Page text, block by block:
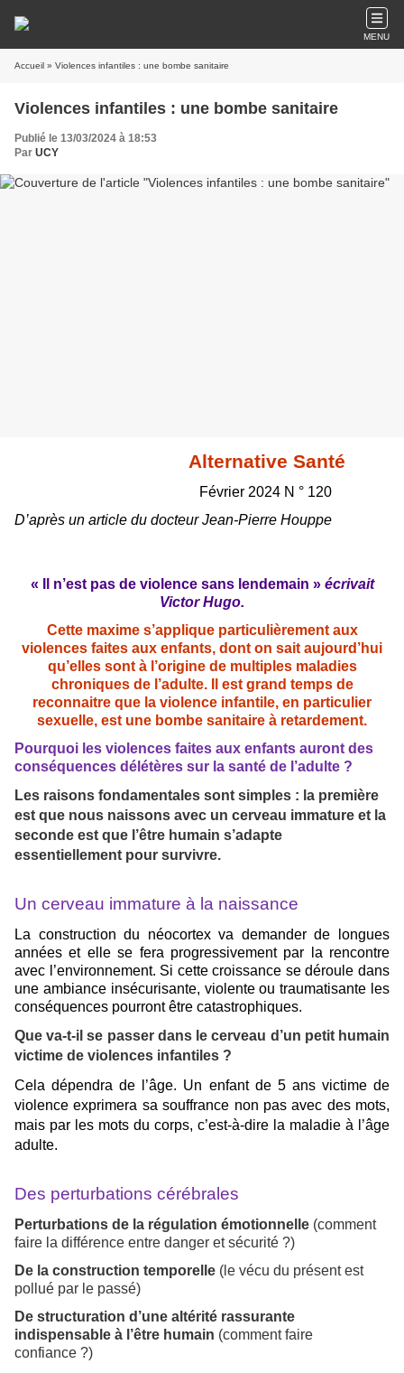
MENU
Accueil » Violences infantiles : une bombe sanitaire
Violences infantiles : une bombe sanitaire
Publié le 13/03/2024 à 18:53
Par UCY
Alternative Santé
Février 2024 N ° 120
D’après un article du docteur Jean-Pierre Houppe
« Il n’est pas de violence sans lendemain » écrivait
Victor Hugo.
Cette maxime s’applique particulièrement aux
violences faites aux enfants, dont on sait aujourd’hui
qu’elles sont à l’origine de multiples maladies
chroniques de l’adulte. Il est grand temps de
reconnaitre que la violence infantile, en particulier
sexuelle, est une bombe sanitaire à retardement.
Pourquoi les violences faites aux enfants auront des
conséquences délétères sur la santé de l’adulte ?
Les raisons fondamentales sont simples : la première
est que nous naissons avec un cerveau immature et la
seconde est que l’être humain s’adapte
essentiellement pour survivre.
Un cerveau immature à la naissance
La construction du néocortex va demander de longues
années et elle se fera progressivement par la rencontre
avec l’environnement. Si cette croissance se déroule dans
une ambiance insécurisante, violente ou traumatisante les
conséquences pourront être catastrophiques.
Que va-t-il se passer dans le cerveau d’un petit humain
victime de violences infantiles ?
Cela dépendra de l’âge. Un enfant de 5 ans victime de
violence exprimera sa souffrance non pas avec des mots,
mais par les mots du corps, c’est-à-dire la maladie à l’âge
adulte.
Des perturbations cérébrales
Perturbations de la régulation émotionnelle (comment
faire la différence entre danger et sécurité ?)
De la construction temporelle (le vécu du présent est
pollué par le passé)
De structuration d’une altérité rassurante
indispensable à l’être humain (comment faire
confiance ?)